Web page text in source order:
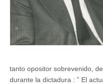
tanto opositor sobrevenido,
durante la dictadura : ” El